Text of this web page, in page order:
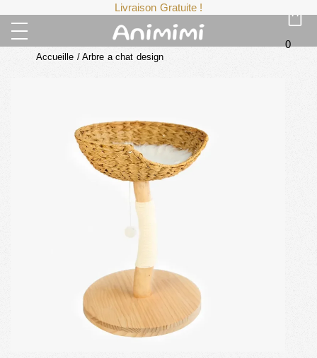
Livraison Gratuite !
0
Accueille / Arbre a chat design